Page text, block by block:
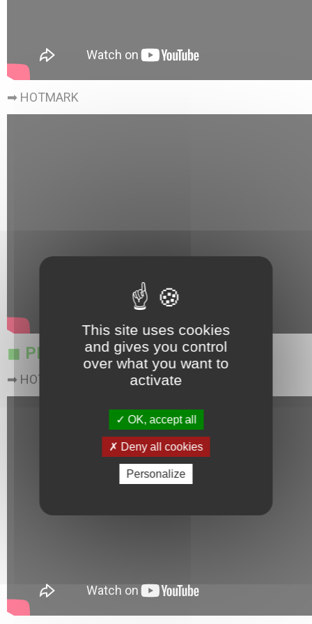
➡ HOTMARK
◼ PRINT
➡ HOTMARPRINT
This site uses cookies
and gives you control
over what you want to
activate
OK, accept all
Deny all cookies
Personalize